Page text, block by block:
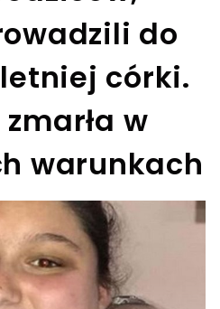
do
córki.
w
warunkach